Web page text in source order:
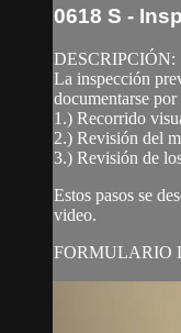
0618 S -
DESCRIPCIÓN:
La inspección
documentarse por
1.) Recorrido
2.) Revisión del
3.) Revisión de
Estos pasos se
video.
FORMULARIO